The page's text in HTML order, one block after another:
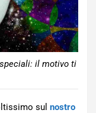
il motivo ti
sul nostro